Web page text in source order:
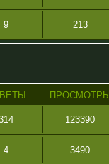
9 213
ПРОСМОТРЫ
123390
4 3490